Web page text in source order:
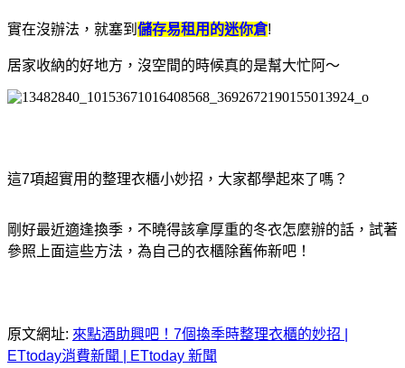
實在沒辦法，就塞到 儲存易租用的迷你倉!
居家收納的好地方，沒空間的時候真的是幫大忙阿～
這7項超實用的整理衣櫃小妙招，大家都學起來了嗎？
剛好最近適逢換季，不曉得該拿厚重的冬衣怎麼辦的話，試著
參照上面這些方法，為自己的衣櫃除舊佈新吧！
原文網址: 來點酒助興吧！7個換季時整理衣櫃的妙招 |
ETtoday消費新聞 | ETtoday 新聞